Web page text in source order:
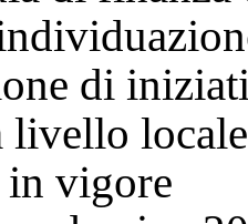
di
livello
in vigore